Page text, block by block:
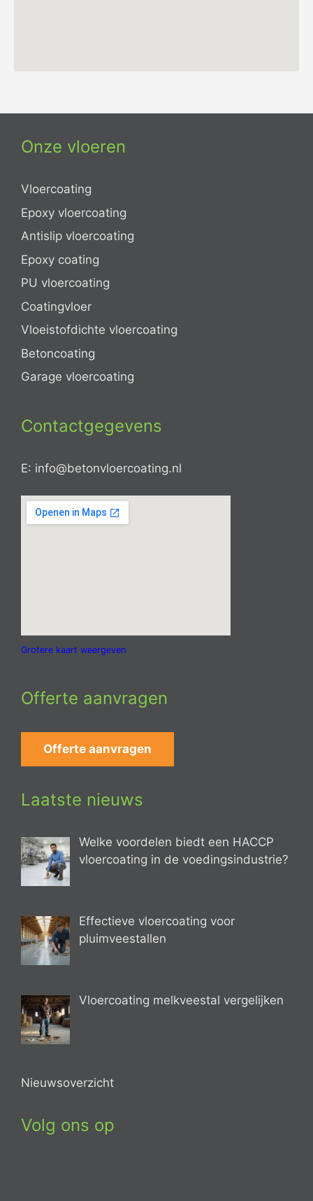
Onze vloeren
Vloercoating
Epoxy vloercoating
Antislip vloercoating
Epoxy coating
PU vloercoating
Coatingvloer
Vloeistofdichte vloercoating
Betoncoating
Garage vloercoating
Contactgegevens
E: info@betonvloercoating.nl
Grotere kaart weergeven
Offerte aanvragen
Offerte aanvragen
Laatste nieuws
Welke voordelen biedt een HACCP
vloercoating in de voedingsindustrie?
Effectieve vloercoating voor
pluimveestallen
Vloercoating melkveestal vergelijken
Nieuwsoverzicht
Volg ons op